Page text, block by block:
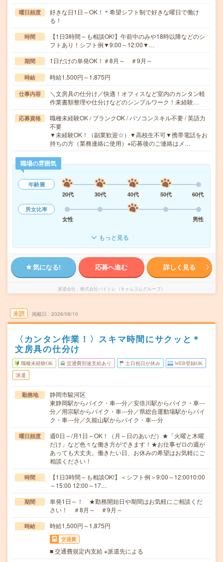
曜日頻度
好きな日1日～OK！＊希望シフト制で好きな曜日で働け
る！
時間
【1日3時間～も相談OK!】午前中のみや18時以降などのシ
フトあり！シフト例▼9:00～12:00▼…
期間 1日だけの単発OK！＃8月～ ＃9月～
時給 時給1,500円～1,875円
仕事内容
＼文房具の仕分け／快適！オフィスなど室内のカンタン軽
作業書類整理や仕分けなどのシンプルワーク！未経験…
応募資格
職種未経験OK / ブランクOK / パソコンスキル不要 / 英語力
不要
▼未経験OK！（副業歓迎☆）▼高校生不可▼携帯電話をお
持ちの方（業務連絡に使用）※応募後のご連絡はメ…
職場の雰囲気
年齢層
20代
30代 40代 50代
60代
男女比率
女性
男性
もっと見る
気になる! 応募へ進む 詳しく見る
派遣会社 株式会社バイトレ（キャムコムグループ）
未読 掲載日 2026/08/10
〈カンタン作業！〉スキマ時間にサクッと＊
文房具の仕分け
職種未経験OK 交通費別途支給あり 土日祝日が休み WEB登録OK
派遣
勤務地
静岡市駿河区
東静岡駅からバイク・車---分／安倍川駅からバイク・車---
分／用宗駅からバイク・車---分／県総合運動場駅からバイ
ク・車---分／久能山駅からバイク・車---分
曜日頻度
週0日～/月1日～OK！（月～日のあいだ）★「火曜と木曜
だけ」など色々な働き方ができます！★お仕事ゼロの週が
あっても大丈夫。働きたい日、お休みの希望はお気軽にご
相談ください！
時間
【1日3時間～も相談OK!】＜シフト例＞9:00～12:0010:00
～15:00 12:00～17…
期間
単発1日～！ ★勤務開始日や期間はお気軽にご相談くだ
さい！ ＃8月～ ＃9月～
時給 時給1,500円～1,875円
交通費
■ 交通費規定内支給 ※派遣先による